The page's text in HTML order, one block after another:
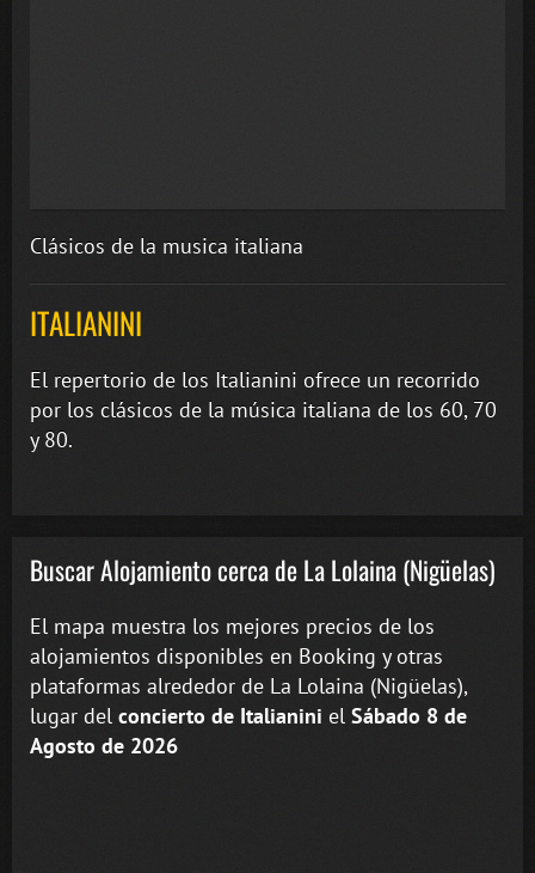
Clásicos de la musica italiana
ITALIANINI
El repertorio de los Italianini ofrece un recorrido
por los clásicos de la música italiana de los 60, 70
y 80.
Buscar Alojamiento cerca de La Lolaina (Nigüelas)
El mapa muestra los mejores precios de los
alojamientos disponibles en Booking y otras
plataformas alrededor de La Lolaina (Nigüelas),
lugar del concierto de Italianini el Sábado 8 de
Agosto de 2026